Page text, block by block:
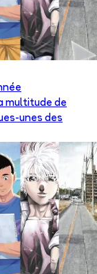
multitude de
unes des